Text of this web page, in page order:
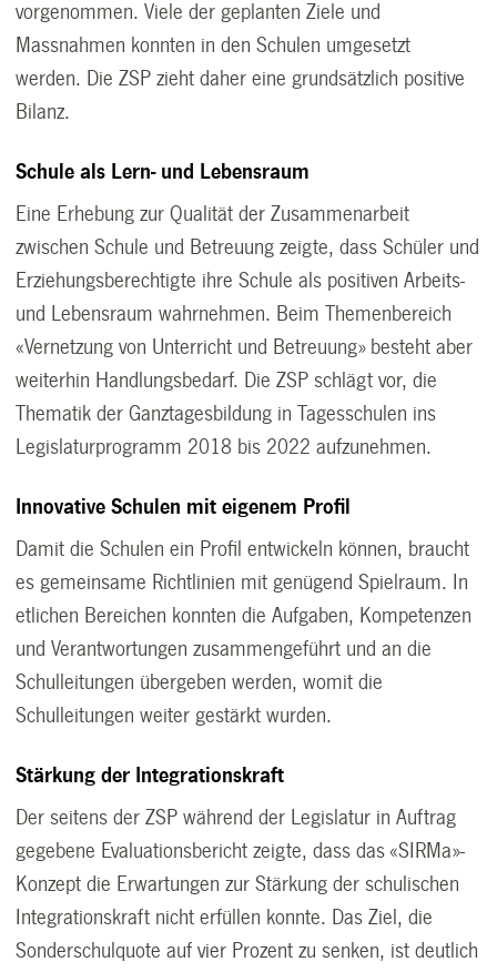
vorgenommen. Viele der geplanten Ziele und
Massnahmen konnten in den Schulen umgesetzt
werden. Die ZSP zieht daher eine grundsätzlich positive
Bilanz.
Schule als Lern- und Lebensraum
Eine Erhebung zur Qualität der Zusammenarbeit
zwischen Schule und Betreuung zeigte, dass Schüler und
Erziehungsberechtigte ihre Schule als positiven Arbeits-
und Lebensraum wahrnehmen. Beim Themenbereich
«Vernetzung von Unterricht und Betreuung» besteht aber
weiterhin Handlungsbedarf. Die ZSP schlägt vor, die
Thematik der Ganztagesbildung in Tagesschulen ins
Legislaturprogramm 2018 bis 2022 aufzunehmen.
Innovative Schulen mit eigenem Profil
Damit die Schulen ein Profil entwickeln können, braucht
es gemeinsame Richtlinien mit genügend Spielraum. In
etlichen Bereichen konnten die Aufgaben, Kompetenzen
und Verantwortungen zusammengeführt und an die
Schulleitungen übergeben werden, womit die
Schulleitungen weiter gestärkt wurden.
Stärkung der Integrationskraft
Der seitens der ZSP während der Legislatur in Auftrag
gegebene Evaluationsbericht zeigte, dass das «SIRMa»-
Konzept die Erwartungen zur Stärkung der schulischen
Integrationskraft nicht erfüllen konnte. Das Ziel, die
Sonderschulquote auf vier Prozent zu senken, ist deutlich